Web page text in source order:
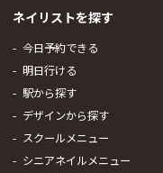
ネイリストを探す
今日予約できる
明日行ける
駅から探す
デザインから探す
スクールメニュー
シニアネイルメニュー